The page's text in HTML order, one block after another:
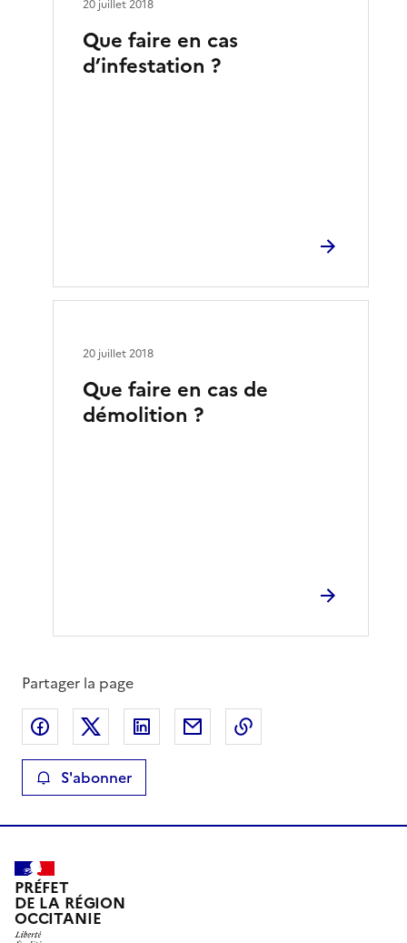
Que faire en cas
d’infestation ?
20 juillet 2018
Que faire en cas de
démolition ?
20 juillet 2018
Partager la page
Partager sur Facebook
Partager sur XPartager sur LinkedIn
Partager par email
S'abonner
PRÉFET
DE LA RÉGION
OCCITANIE